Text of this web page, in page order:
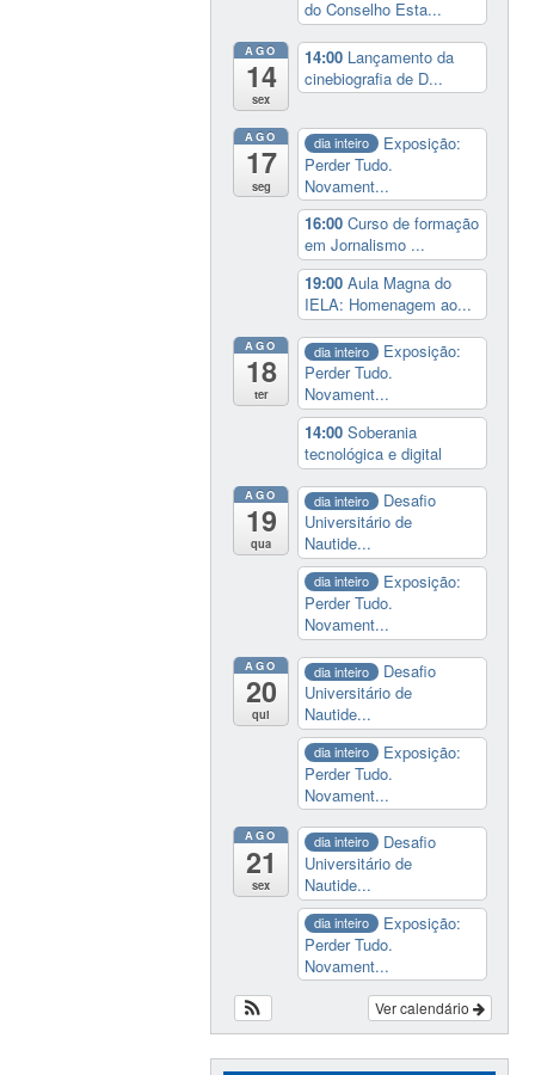
do Conselho Esta...
AGO
14
sex
14:00 Lançamento da
cinebiografia de D...
AGO
17
seg
dia inteiro
Exposição:
Perder Tudo.
Novament...
16:00Curso de formação
em Jornalismo ...
19:00Aula Magna do
IELA: Homenagem ao...
AGO
18
ter
dia inteiro
Exposição:
Perder Tudo.
Novament...
14:00Soberania
tecnológica e digital
AGO
19
qua
dia inteiro
Desafio
Universitário de
Nautide...
dia inteiro
Exposição:
Perder Tudo.
Novament...
AGO
20
qui
dia inteiro
Desafio
Universitário de
Nautide...
dia inteiro
Exposição:
Perder Tudo.
Novament...
AGO
21
sex
dia inteiro
Desafio
Universitário de
Nautide...
dia inteiro
Exposição:
Perder Tudo.
Novament...
Ver calendário